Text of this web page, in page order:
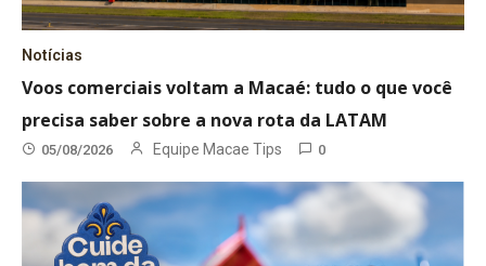
Notícias
Voos comerciais voltam a Macaé: tudo o que você
precisa saber sobre a nova rota da LATAM
05/08/2026 Equipe Macae Tips 0